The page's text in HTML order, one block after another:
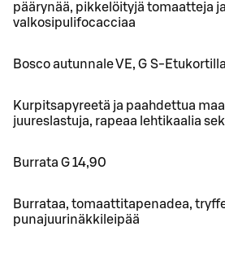
päärynää, pikkelöityjä tomaatteja
valkosipulifocacciaa
Bosco autunnale VE, G S-
Kurpitsapyreetä ja paahdettua
juureslastuja, rapeaa lehtikaalia
Burrata G 14,90
Burrataa, tomaattitapenadea,
punajuurinäkkileipää